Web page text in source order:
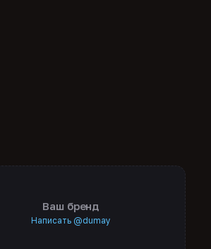
Ваш бренд
Написать @dumay